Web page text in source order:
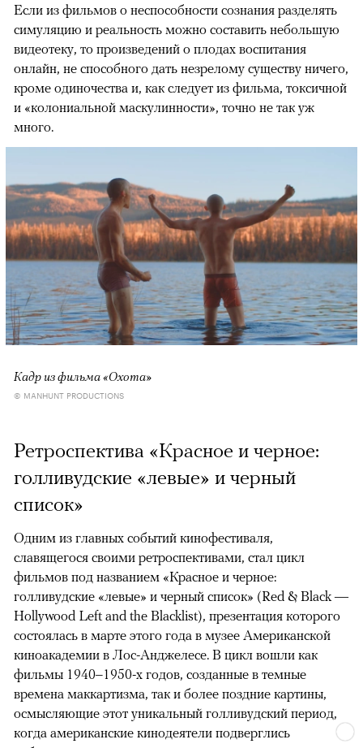
Если из фильмов о неспособности сознания разделять
симуляцию и реальность можно составить небольшую
видеотеку, то произведений о плодах воспитания
онлайн, не способного дать незрелому существу ничего,
кроме одиночества и, как следует из фильма, токсичной
и «колониальной маскулинности», точно не так уж
много.
Кадр из фильма «Охота»
© MANHUNT PRODUCTIONS
Ретроспектива «Красное и черное:
голливудские «левые» и черный
список»
Одним из главных событий кинофестиваля,
славящегося своими ретроспективами, стал цикл
фильмов под названием «Красное и черное:
голливудские «левые» и черный список» (Red & Black —
Hollywood Left and the Blacklist), презентация которого
состоялась в марте этого года в музее Американской
киноакадемии в Лос-Анджелесе. В цикл вошли как
фильмы 1940–1950-х годов, созданные в темные
времена маккартизма, так и более поздние картины,
осмысляющие этот уникальный голливудский период,
когда американские кинодеятели подверглись